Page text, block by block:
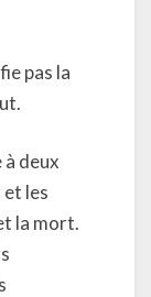
pas la
à deux
et les
la mort.